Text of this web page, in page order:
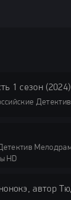
1 сезон (2024)
мини-сериалы HD